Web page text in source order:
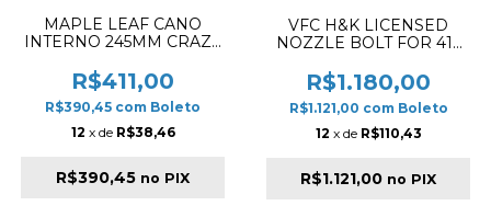
MAPLE LEAF CANO
INTERNO 245MM CRAZY
GBB
R$411,00
R$390,45 com Boleto
12 x de R$38,46
R$390,45 no PIX
VFC H&K LICENSED
NOZZLE BOLT FOR 416
R$1.180,00
R$1.121,00 com Boleto
12 x de R$110,43
R$1.121,00 no PIX